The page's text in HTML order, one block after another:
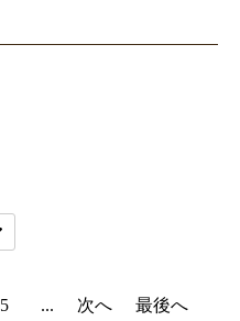
5 ... 次へ 最後へ